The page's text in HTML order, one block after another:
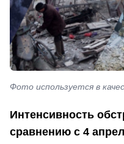
Фото используется в
Интенсивность
сравнению с 4